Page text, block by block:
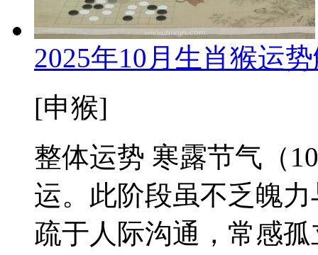
2025年10月生肖猴运
[申猴]
整体运势 寒露节气（
运。此阶段虽不乏魄
疏于人际沟通，常感